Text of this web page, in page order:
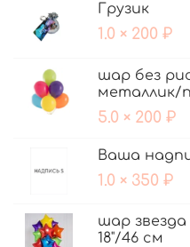
Грузик
1.0 × 200 ₽
шар без
металлик/
5.0 × 200 ₽
Ваша
1.0 × 350 ₽
шар звезда
18"/46 см